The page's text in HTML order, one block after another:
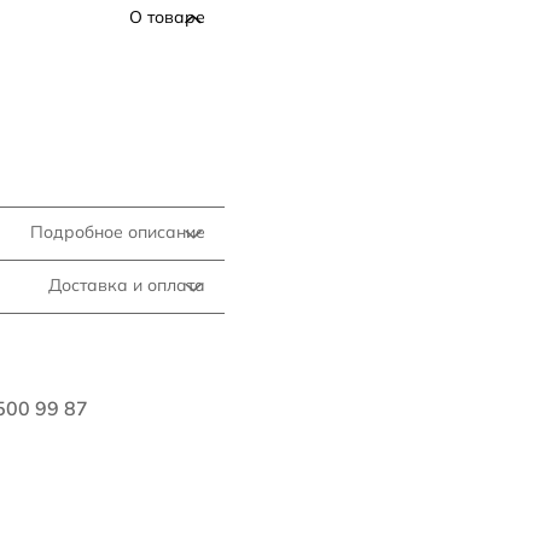
О товаре
Подробное описание
Доставка и оплата
99 87